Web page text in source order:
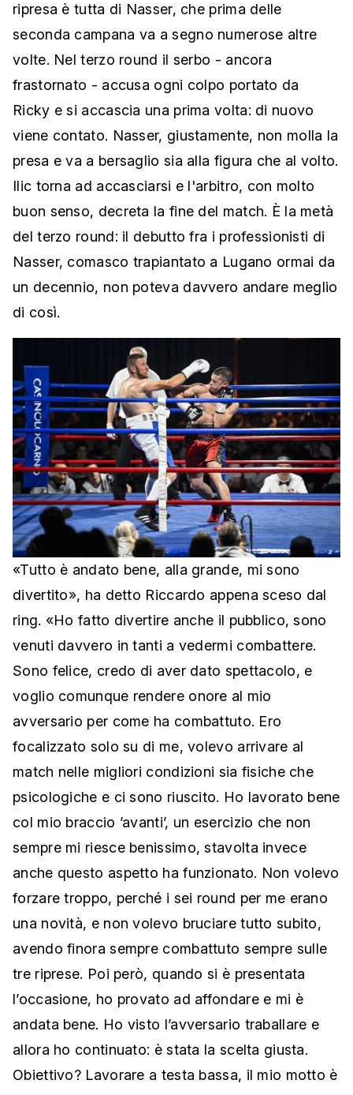
ripresa è tutta di Nasser, che prima delle
seconda campana va a segno numerose altre
volte. Nel terzo round il serbo - ancora
frastornato - accusa ogni colpo portato da
Ricky e si accascia una prima volta: di nuovo
viene contato. Nasser, giustamente, non molla la
presa e va a bersaglio sia alla figura che al volto.
Ilic torna ad accasciarsi e l'arbitro, con molto
buon senso, decreta la fine del match. È la metà
del terzo round: il debutto fra i professionisti di
Nasser, comasco trapiantato a Lugano ormai da
un decennio, non poteva davvero andare meglio
di così.
«Tutto è andato bene, alla grande, mi sono
divertito», ha detto Riccardo appena sceso dal
ring. «Ho fatto divertire anche il pubblico, sono
venuti davvero in tanti a vedermi combattere.
Sono felice, credo di aver dato spettacolo, e
voglio comunque rendere onore al mio
avversario per come ha combattuto. Ero
focalizzato solo su di me, volevo arrivare al
match nelle migliori condizioni sia fisiche che
psicologiche e ci sono riuscito. Ho lavorato bene
col mio braccio ’avanti’, un esercizio che non
sempre mi riesce benissimo, stavolta invece
anche questo aspetto ha funzionato. Non volevo
forzare troppo, perché i sei round per me erano
una novità, e non volevo bruciare tutto subito,
avendo finora sempre combattuto sempre sulle
tre riprese. Poi però, quando si è presentata
l’occasione, ho provato ad affondare e mi è
andata bene. Ho visto l’avversario traballare e
allora ho continuato: è stata la scelta giusta.
Obiettivo? Lavorare a testa bassa, il mio motto è